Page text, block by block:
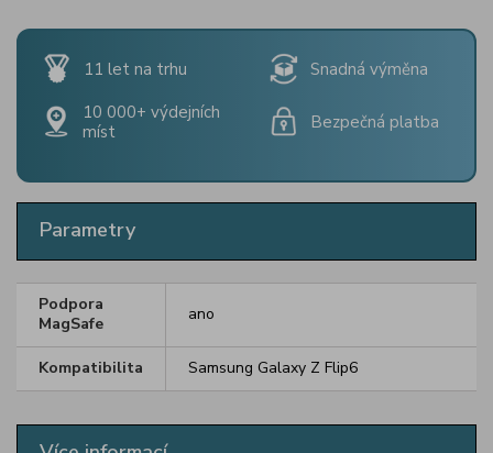
11 let na trhu
Snadná výměna
10 000+ výdejních
míst
Bezpečná platba
Parametry
Podpora
MagSafe
ano
Kompatibilita Samsung Galaxy Z Flip6